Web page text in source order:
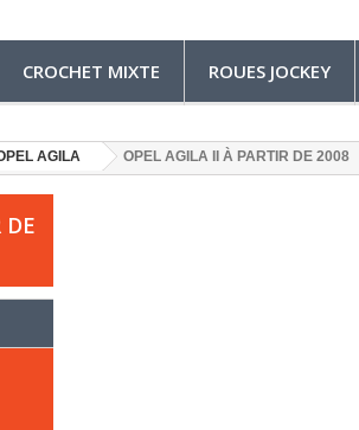
CROCHET MIXTE ROUES JOCKEY
AGILA OPEL AGILA II À PARTIR DE 2008
DE